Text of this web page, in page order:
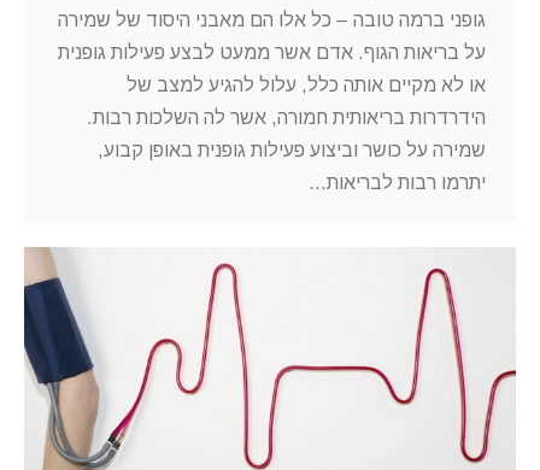
גופני ברמה טובה – כל אלו הם מאבני היסוד של שמירה
על בריאות הגוף. אדם אשר ממעט לבצע פעילות גופנית
או לא מקיים אותה כלל, עלול להגיע למצב של
הידרדרות בריאותית חמורה, אשר לה השלכות רבות.
שמירה על כושר וביצוע פעילות גופנית באופן קבוע,
יתרמו רבות לבריאות…